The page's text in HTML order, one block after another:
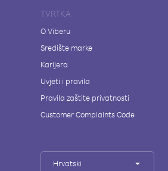
TVRTKA
O Viberu
Središte marke
Karijera
Uvjeti i pravila
Pravila zaštite privatnosti
Customer Complaints Code
Hrvatski